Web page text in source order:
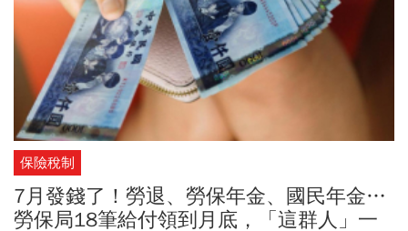
保險稅制
7月發錢了！勞退、勞保年金、國民年金…
勞保局18筆給付領到月底，「這群人」一